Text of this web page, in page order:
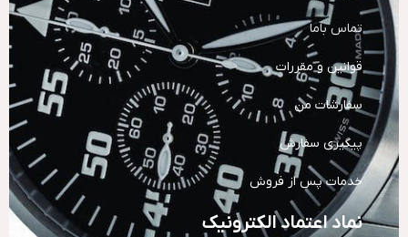
تماس باما
قوانین و مقررات
سفارشات من
پیگیری سفارش
خدمات پس از فروش
نماد اعتماد الکترونیک